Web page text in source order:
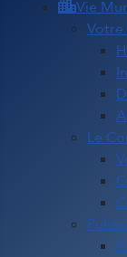
Vie
Votre
Le